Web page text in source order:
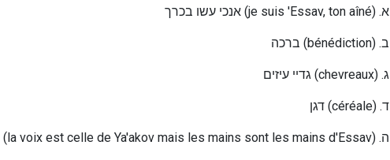
אנכי עשו בכרך (je suis 'Essav, ton aîné) .א
ברכה (bénédiction) .ב
גדיי עיזים (chevreaux) .ג
דגן (céréale) .ד
(la voix est celle de Ya'akov mais les mains sont les mains d'Essav) .ה